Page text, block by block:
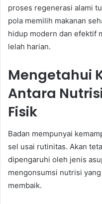
proses regenerasi alami
pola memilih makanan
hidup modern dan efektif
lelah harian.
Mengetahui
Antara
Fisik
Badan mempunyai
sel usai rutinitas. Akan
dipengaruhi oleh jenis
mengonsumsi nutrisi
membaik.